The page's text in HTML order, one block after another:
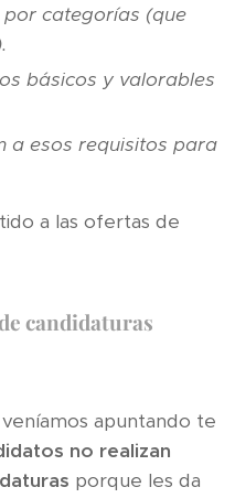
categorías (que
básicos y valorables
a esos requisitos para
a las ofertas de
candidaturas
apuntando te
no realizan
porque les da